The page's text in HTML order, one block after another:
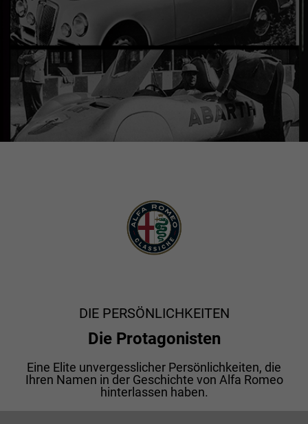
DIE PERSÖNLICHKEITEN
Die Protagonisten
Eine Elite unvergesslicher Persönlichkeiten, die
Ihren Namen in der Geschichte von Alfa Romeo
hinterlassen haben.